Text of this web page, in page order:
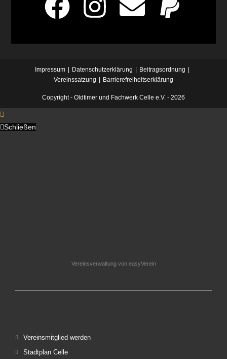
Impressum Datenschutzerklärung
Beitragsordnung
Vereinssatzung
Barrierefreiheitserklärung
Copyright - Oldtimer und Fachwerk Celle e.V. - 2026
Schließen
Vereinsverwaltung von easyVerein
Vereinsmitglied werden
Stadtplan Celle